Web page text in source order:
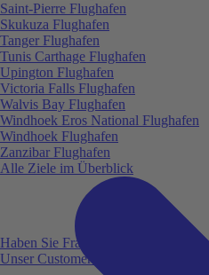
Haben Sie Fragen?
Unser Customer Service ist für Sie da!
Saint-Pierre Flughafen
Skukuza Flughafen
Tanger Flughafen
Tunis Carthage Flughafen
Upington Flughafen
Victoria Falls Flughafen
Walvis Bay Flughafen
Windhoek Eros National Flughafen
Windhoek Flughafen
Zanzibar Flughafen
Alle Ziele im Überblick